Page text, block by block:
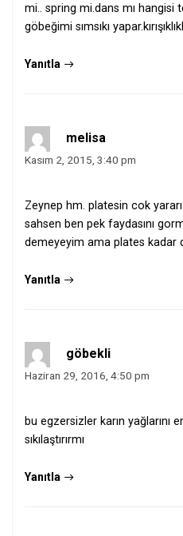
mi.. spring mi.dans mı hangisi
göbeğimi sımsıkı
Yanıtla
melisa
Kasım 2, 2015, 3:40 pm
Zeynep hm. platesin cok yararı
sahsen ben pek faydasını
demeyeyim ama plates kadar
Yanıtla
göbekli
Haziran 29, 2016, 4:50 pm
bu egzersizler karın yağlarını
sıkılaştırırmı
Yanıtla